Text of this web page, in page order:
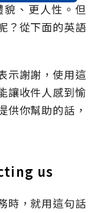
、更人性。但
？從下面的英語
示謝謝，使用這
讓收件人感到愉
供你幫助的話，
us
時，就用這句話